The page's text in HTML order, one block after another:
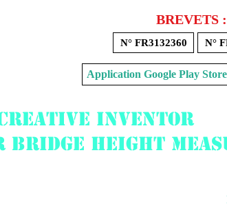
BREVETS :
N° FR3132360 N°
inventor
height
Application Google Play